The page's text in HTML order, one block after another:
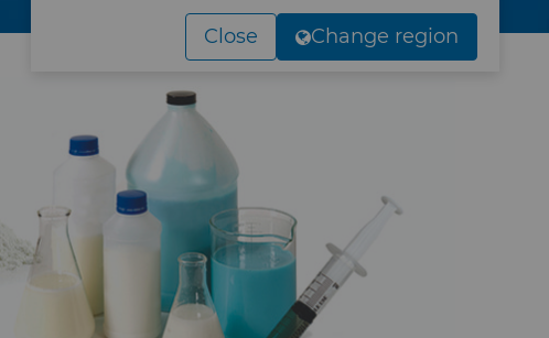
Close Change region